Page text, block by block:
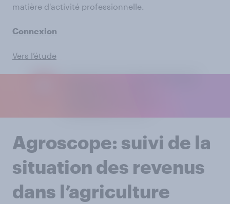
matière d'activité professionnelle.
Connexion
Vers l’étude
Agroscope: suivi de la
situation des revenus
dans l’agriculture